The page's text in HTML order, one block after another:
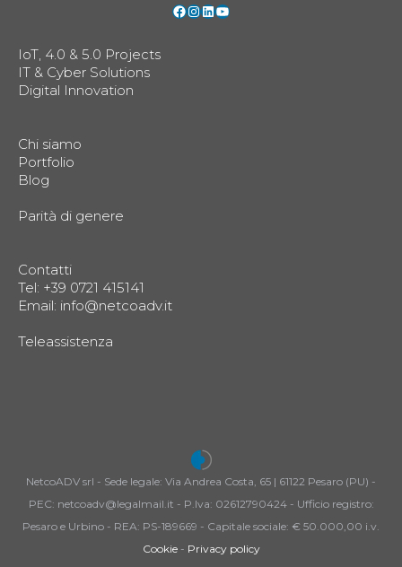
Facebook
Instagram
LinkedIn
YouTube
IoT, 4.0 & 5.0 Projects
IT & Cyber Solutions
Digital Innovation
Chi siamo
Portfolio
Blog
Parità di genere
Contatti
Tel: +39 0721 415141
Email: info@netcoadv.it
Teleassistenza
NetcoADV srl - Sede legale: Via Andrea Costa, 65 | 61122 Pesaro (PU) -
PEC: netcoadv@legalmail.it - P.Iva: 02612790424 - Ufficio registro:
Pesaro e Urbino - REA: PS-189669 - Capitale sociale: € 50.000,00 i.v.
Cookie- Privacy policy